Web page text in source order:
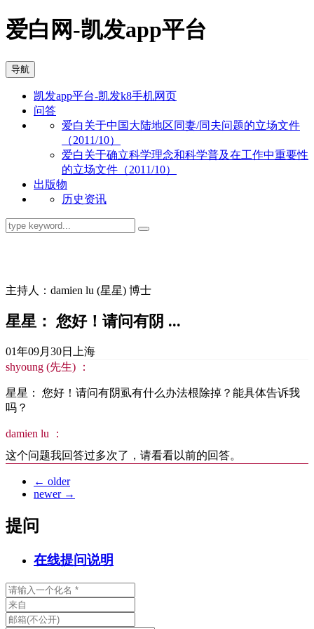
爱白网-凯发app平台
导航
凯发app平台-凯发k8手机网页
问答
爱白关于中国大陆地区同妻/同夫问题的立场文件
（2011/10）
爱白关于确立科学理念和科学普及在工作中重要性
的立场文件（2011/10）
出版物
历史资讯
主持人：damien lu (星星) 博士
星星： 您好！请问有阴 ...
01年09月30日
上海
shyoung (先生) ：
星星： 您好！请问有阴虱有什么办法根除掉？能具体告诉我
吗？
damien lu ：
这个问题我回答过多次了，请看看以前的回答。
← older
newer →
提问
在线提问说明